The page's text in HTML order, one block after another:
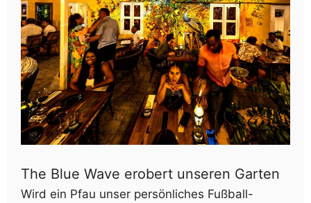
The Blue Wave erobert unseren Garten
Wird ein Pfau unser persönliches Fußball-